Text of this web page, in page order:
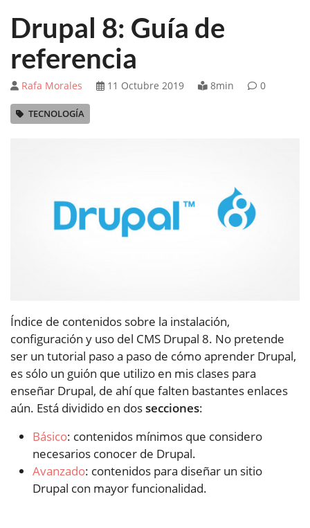
Drupal 8: Guía de
referencia
Rafa Morales 11 Octubre 2019 8min 0
TECNOLOGÍA
Índice de contenidos sobre la instalación,
configuración y uso del CMS Drupal 8. No pretende
ser un tutorial paso a paso de cómo aprender Drupal,
es sólo un guión que utilizo en mis clases para
enseñar Drupal, de ahí que falten bastantes enlaces
aún. Está dividido en dossecciones:
Básico: contenidos mínimos que considero
necesarios conocer de Drupal.
Avanzado: contenidos para diseñar un sitio
Drupal con mayor funcionalidad.